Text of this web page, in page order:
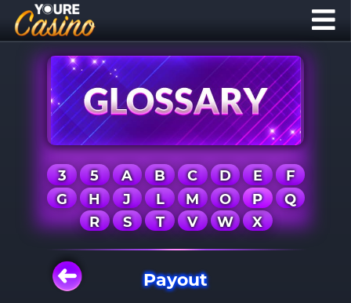
3 5 A B C D E
F
G
H J L M O P
Q
R
S T V W X
Payout